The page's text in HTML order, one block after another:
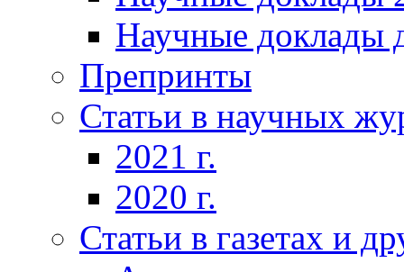
Научные доклады
Препринты
Статьи в научных
2021 г.
2020 г.
Статьи в газетах и